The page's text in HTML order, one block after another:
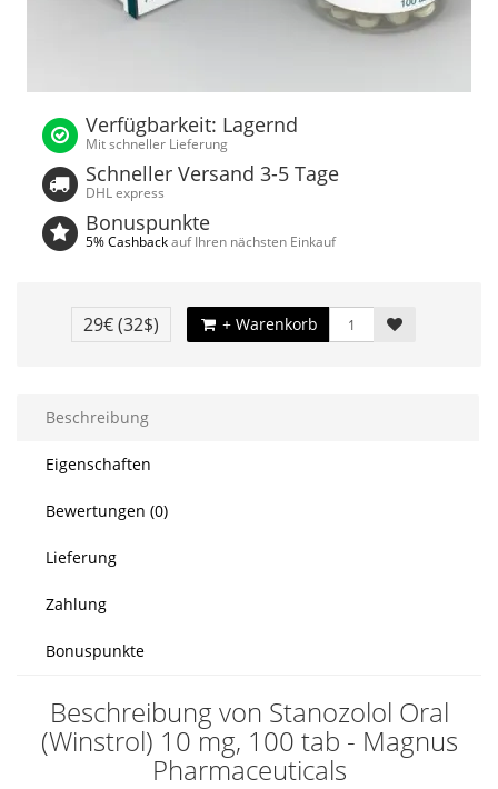
Verfügbarkeit: Lagernd
Mit schneller Lieferung
Schneller Versand 3-5 Tage
DHL express
Bonuspunkte
5% Cashbackauf Ihren nächsten Einkauf
29€(32$) + Warenkorb
Beschreibung
Eigenschaften
Bewertungen (0)
Lieferung
Zahlung
Bonuspunkte
Beschreibung von Stanozolol Oral
(Winstrol) 10 mg, 100 tab - Magnus
Pharmaceuticals